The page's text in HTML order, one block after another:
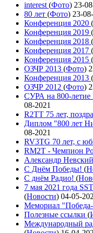
interest (Фото) 23-
80 лет (Фото) 23-
Конференция 2020 (
Конференция 2019 (
Конференция 2018 (
Конференция 2017 (
Конференция 2015 (
ОЗЧР 2013 (Фото)
Конференция 2013 (
ОЗЧР 2012 (Фото)
СУРА на 800-
08-2021
R2TT 75 лет,
Диплом "800 лет
08-2021
RV3TG 70 лет, с
RM2T - Чемпион
Александр
С Днём Победы! (
C днём Радио! (
7 мая 2021 года
(Новости) 04-05-
Мемориал
Полезные ссылки (
Международный